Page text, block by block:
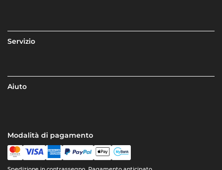
Servizio
Aiuto
Modalità di pagamento